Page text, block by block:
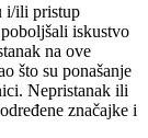
i/ili pristup
iskustvo
na ove
što su ponašanje
Nepristanak ili
značajke i